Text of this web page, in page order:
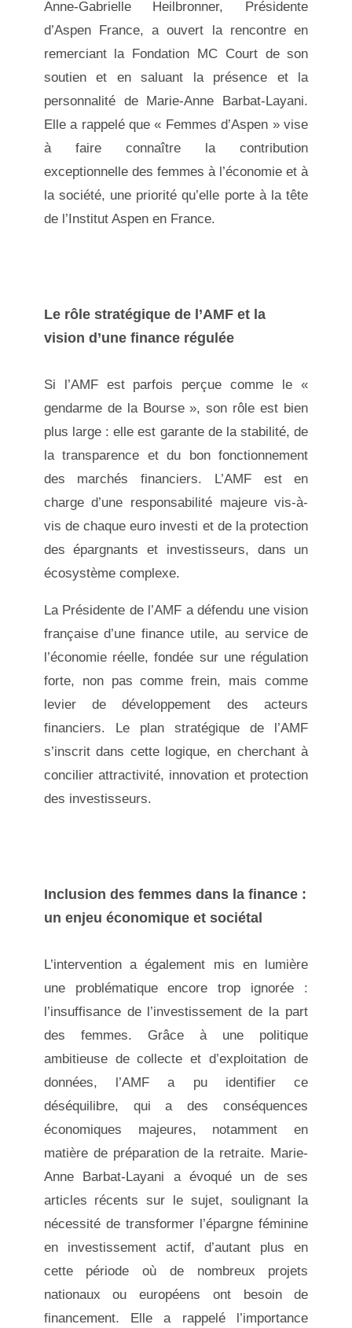
Anne-Gabrielle Heilbronner, Présidente
d’Aspen France, a ouvert la rencontre en
remerciant la Fondation MC Court de son
soutien et en saluant la présence et la
personnalité de Marie-Anne Barbat-Layani.
Elle a rappelé que « Femmes d’Aspen » vise
à faire connaître la contribution
exceptionnelle des femmes à l’économie et à
la société, une priorité qu’elle porte à la tête
de l’Institut Aspen en France.
Le rôle stratégique de l’AMF et la
vision d’une finance régulée
Si l’AMF est parfois perçue comme le «
gendarme de la Bourse », son rôle est bien
plus large : elle est garante de la stabilité, de
la transparence et du bon fonctionnement
des marchés financiers. L’AMF est en
charge d’une responsabilité majeure vis-à-
vis de chaque euro investi et de la protection
des épargnants et investisseurs, dans un
écosystème complexe.
La Présidente de l’AMF a défendu une vision
française d’une finance utile, au service de
l’économie réelle, fondée sur une régulation
forte, non pas comme frein, mais comme
levier de développement des acteurs
financiers. Le plan stratégique de l’AMF
s’inscrit dans cette logique, en cherchant à
concilier attractivité, innovation et protection
des investisseurs.
Inclusion des femmes dans la finance :
un enjeu économique et sociétal
L’intervention a également mis en lumière
une problématique encore trop ignorée :
l’insuffisance de l’investissement de la part
des femmes. Grâce à une politique
ambitieuse de collecte et d’exploitation de
données, l’AMF a pu identifier ce
déséquilibre, qui a des conséquences
économiques majeures, notamment en
matière de préparation de la retraite. Marie-
Anne Barbat-Layani a évoqué un de ses
articles récents sur le sujet, soulignant la
nécessité de transformer l’épargne féminine
en investissement actif, d’autant plus en
cette période où de nombreux projets
nationaux ou européens ont besoin de
financement. Elle a rappelé l’importance